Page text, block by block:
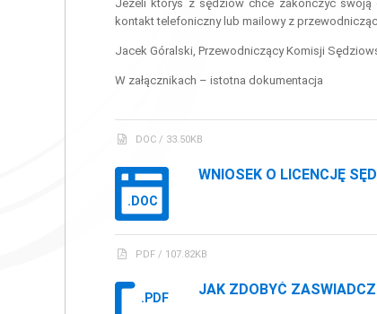
Jeżeli któryś z sędziów chce zakończyć
kontakt telefoniczny lub mailowy z
Jacek Góralski, Przewodniczący Komisji
W załącznikach – istotna dokumentacja
DOC / 33.50KB
.DOC
WNIOSEK O LICENCJĘ
PDF / 107.82KB
.PDF JAK ZDOBYĆ